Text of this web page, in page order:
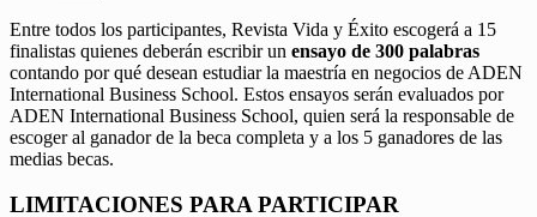
Entre todos los participantes, Revista Vida y Éxito escogerá a 15
finalistas quienes deberán escribir un ensayo de 300 palabras
contando por qué desean estudiar la maestría en negocios de ADEN
International Business School. Estos ensayos serán evaluados por
ADEN International Business School, quien será la responsable de
escoger al ganador de la beca completa y a los 5 ganadores de las
medias becas.
LIMITACIONES PARA PARTICIPAR